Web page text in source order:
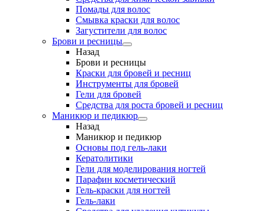
Помады для волос
Смывка краски для волос
Загустители для волос
Брови и ресницы
Назад
Брови и ресницы
Краски для бровей и ресниц
Инструменты для бровей
Гели для бровей
Средства для роста бровей и ресниц
Маникюр и педикюр
Назад
Маникюр и педикюр
Основы под гель-лаки
Кератолитики
Гели для моделирования ногтей
Парафин косметический
Гель-краски для ногтей
Гель-лаки